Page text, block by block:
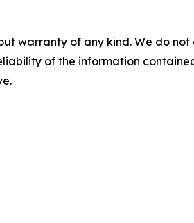
warranty of any kind. We do
of the information